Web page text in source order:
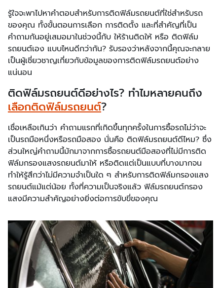
รู้ใจจะพาไปหาคำตอบสำหรับการติดฟิล์มรถยนต์ที่ใช่สำหรับรถ
ของคุณ ทั้งขั้นตอนการเลือก การติดตั้ง และที่สำคัญที่เป็น
คำถามกันอยู่เสมอมาในช่วงนี้กับ ให้ร้านติดให้ หรือ ติดฟิล์ม
รถยนต์เอง แบบไหนดีกว่ากัน? รับรองว่าหลังจากนี้คุณจะกลาย
เป็นผู้เชี่ยวชาญเกี่ยวกับข้อมูลของการติดฟิล์มรถยนต์อย่าง
แน่นอน
ติดฟิล์มรถยนต์ดีอย่างไร? ทำไมหลายคนถึง
เลือกติดฟิล์มรถยนต์?
เชื่อเหลือเกินว่า คำถามแรกที่เกิดขึ้นทุกครั้งในการซื้อรถไม่ว่าจะ
เป็นรถมือหนึ่งหรือรถมือสอง นั่นคือ ติดฟิล์มรถยนต์ดีไหม? ซึ่ง
ส่วนใหญ่คำถามนี้มักมาจากการซื้อรถยนต์มือสองที่ไม่มีการติด
ฟิล์มกรองแสงรถยนต์มาให้ หรือติดแต่เป็นแบบที่บางมากจน
ทำให้รู้สึกว่าไม่มีความจำเป็นใด ๆ สำหรับการติดฟิล์มกรองแสง
รถยนต์แม้แต่น้อย ทั้งที่ความเป็นจริงแล้ว ฟิล์มรถยนต์กรอง
แสงมีความสำคัญอย่างยิ่งต่อการขับขี่ของคุณ